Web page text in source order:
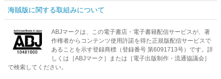
海賊版に関する取組みについて
ABJマークは、この電子書店・電子書籍配信サービスが、著
作権者からコンテンツ使用許諾を得た正規版配信サービスで
あることを示す登録商標（登録番号 第6091713号）です。詳
しくは［ABJマーク］または［電子出版制作・流通協議会］
で検索してください。